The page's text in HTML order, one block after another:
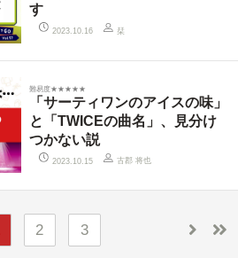
す
2023.10.16 栞
難易度★★★★★
「サーティワンのアイスの味」
と「TWICEの曲名」、見分け
つかない説
2023.10.15 古郡 将也
2 3